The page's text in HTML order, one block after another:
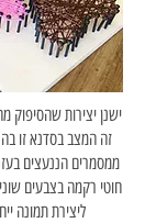
ישנן יצירות שהסיפוק
זה המצב בסדנא זו
ממסמרים הננעצים
חוטי רקמה בצבעים
ליצירת תמונה